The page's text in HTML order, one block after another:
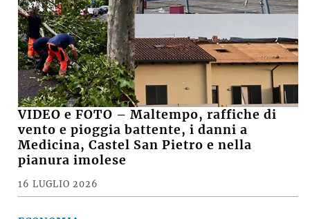
VIDEO e FOTO – Maltempo, raffiche di
vento e pioggia battente, i danni a
Medicina, Castel San Pietro e nella
pianura imolese
16 LUGLIO 2026